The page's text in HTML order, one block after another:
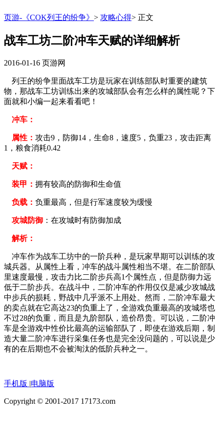
页游-《COK列王的纷争》 > 攻略心得> 正文
战车工坊二阶冲车天赋的详细解析
2016-01-16 页游网
列王的纷争里面战车工坊是玩家在训练部队时重要的建筑
物，那战车工坊训练出来的攻城部队会有怎么样的属性呢？下
面就和小编一起来看看吧！
冲车：
属性： 攻击9，防御14，生命8，速度5，负重23，攻击距离
1，粮食消耗0.42
天赋：
装甲： 拥有较高的防御和生命值
负载： 负重最高，但是行军速度较为缓慢
攻城防御 ：在攻城时有防御加成
解析：
冲车作为战车工坊中的一阶兵种，是玩家早期可以训练的攻
城兵器。从属性上看，冲车的战斗属性相当不堪。在二阶部队
里速度最慢，攻击力比二阶步兵高1个属性点，但是防御力远
低于二阶步兵。在战斗中，二阶冲车的作用仅仅是减少攻城战
中步兵的损耗，野战中几乎派不上用处。然而，二阶冲车最大
的卖点就在它高达23的负重上了，全游戏负重最高的攻城塔也
不过28的负重，而且是九阶部队，造价昂贵。可以说，二阶冲
车是全游戏中性价比最高的运输部队了，即使在游戏后期，制
造大量二阶冲车进行采集任务也是完全没问题的，可以说是少
有的在后期也不会被淘汰的低阶兵种之一。
手机版 |电脑版
Copyright © 2001-2017 17173.com